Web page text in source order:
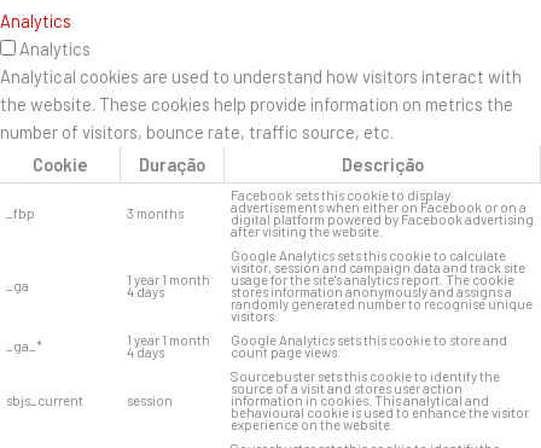
Analytics
Analytics
Analytical cookies are used to understand how visitors interact with
the website. These cookies help provide information on metrics the
number of visitors, bounce rate, traffic source, etc.
Cookie
Duração Descrição
_fbp 3 months
Facebook sets this cookie to display
advertisements when either on Facebook or on a
digital platform powered by Facebook advertising
after visiting the website.
_ga 1 year 1 month
4 days
Google Analytics sets this cookie to calculate
visitor, session and campaign data and track site
usage for the site's analytics report. The cookie
stores information anonymously and assigns a
randomly generated number to recognise unique
visitors.
_ga_*
1 year 1 month
4 days
Google Analytics sets this cookie to store and
count page views.
sbjs_current session
Sourcebuster sets this cookie to identify the
source of a visit and stores user action
information in cookies. This analytical and
behavioural cookie is used to enhance the visitor
experience on the website.